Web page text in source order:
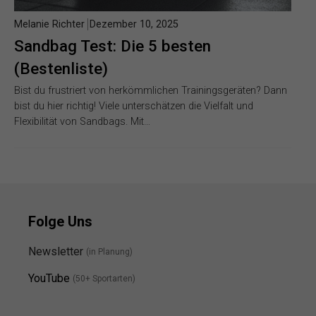
Sandbag Test: Die 5 besten
(Bestenliste)
Melanie Richter Dezember 10, 2025
Bist du frustriert von herkömmlichen Trainingsgeräten? Dann
bist du hier richtig! Viele unterschätzen die Vielfalt und
Flexibilität von Sandbags. Mit…
Folge Uns
Newsletter (in Planung)
YouTube (50+ Sportarten)